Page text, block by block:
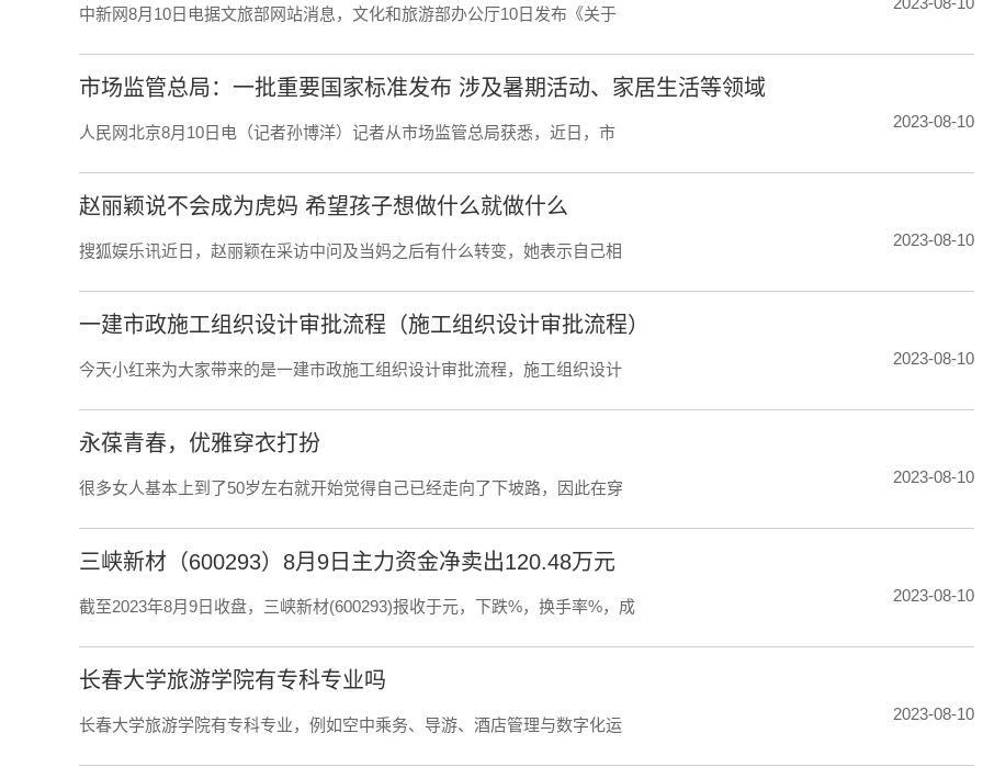
中新网8月10日电据文旅部网站消息，文化和旅游部办公厅10日发布《关于
市场监管总局：一批重要国家标准发布 涉及暑期活动、家居生活等领域
人民网北京8月10日电（记者孙博洋）记者从市场监管总局获悉，近日，市
2023-08-10
赵丽颖说不会成为虎妈 希望孩子想做什么就做什么
搜狐娱乐讯近日，赵丽颖在采访中问及当妈之后有什么转变，她表示自己相
2023-08-10
一建市政施工组织设计审批流程（施工组织设计审批流程）
今天小红来为大家带来的是一建市政施工组织设计审批流程，施工组织设计
2023-08-10
永葆青春，优雅穿衣打扮
很多女人基本上到了50岁左右就开始觉得自己已经走向了下坡路，因此在穿
2023-08-10
三峡新材（600293）8月9日主力资金净卖出120.48万元
截至2023年8月9日收盘，三峡新材(600293)报收于元，下跌%，换手率%，成
2023-08-10
长春大学旅游学院有专科专业吗
长春大学旅游学院有专科专业，例如空中乘务、导游、酒店管理与数字化运
2023-08-10